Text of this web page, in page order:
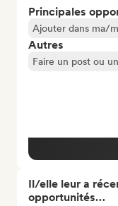
Principales
Ajouter dans ma/
Autres
Faire un post ou
Il/elle leur a
opportunités…